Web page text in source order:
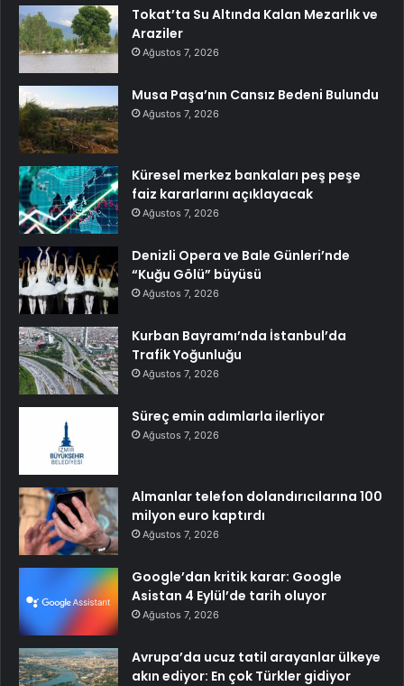
Tokat’ta Su Altında Kalan Mezarlık ve
Araziler
Ağustos 7, 2026
Musa Paşa’nın Cansız Bedeni Bulundu
Ağustos 7, 2026
Küresel merkez bankaları peş peşe
faiz kararlarını açıklayacak
Ağustos 7, 2026
Denizli Opera ve Bale Günleri’nde
“Kuğu Gölü” büyüsü
Ağustos 7, 2026
Kurban Bayramı’nda İstanbul’da
Trafik Yoğunluğu
Ağustos 7, 2026
Süreç emin adımlarla ilerliyor
Ağustos 7, 2026
Almanlar telefon dolandırıcılarına 100
milyon euro kaptırdı
Ağustos 7, 2026
Google’dan kritik karar: Google
Asistan 4 Eylül’de tarih oluyor
Ağustos 7, 2026
Avrupa’da ucuz tatil arayanlar ülkeye
akın ediyor: En çok Türkler gidiyor